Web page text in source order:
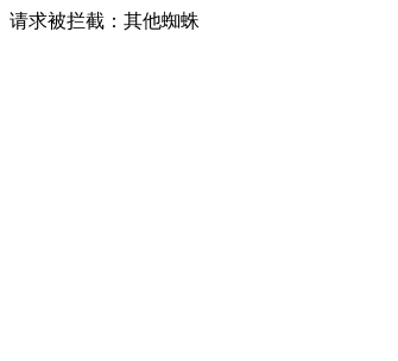
请求被拦截：其他蜘蛛